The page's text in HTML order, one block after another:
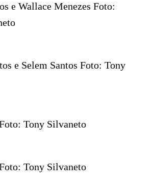
e Wallace Menezes Foto:
e Selem Santos Foto: Tony
Tony Silvaneto
Tony Silvaneto